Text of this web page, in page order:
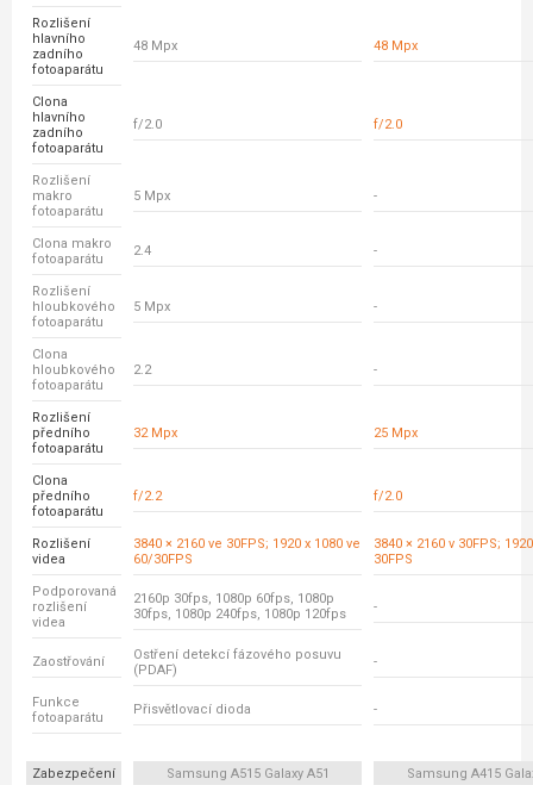
Rozlišení
hlavního
zadního
fotoaparátu
48 Mpx 48 Mpx
Clona
hlavního
zadního
fotoaparátu
f/2.0 f/2.0
Rozlišení
makro
fotoaparátu
5 Mpx -
Clona makro
fotoaparátu
2.4 -
Rozlišení
hloubkového
fotoaparátu
5 Mpx -
Clona
hloubkového
fotoaparátu
2.2 -
Rozlišení
předního
fotoaparátu
32 Mpx 25 Mpx
Clona
předního
fotoaparátu
f/2.2 f/2.0
Rozlišení
videa
3840 × 2160 ve 30FPS; 1920 x 1080 ve
60/30FPS
3840 × 2160 v 30FPS;
30FPS
Podporovaná
rozlišení
videa
2160p 30fps, 1080p 60fps, 1080p
30fps, 1080p 240fps, 1080p 120fps
-
Zaostřování
Ostření detekcí fázového posuvu
(PDAF)
-
Funkce
fotoaparátu
Přisvětlovací dioda -
Zabezpečení Samsung A515 Galaxy A51
Samsung A415